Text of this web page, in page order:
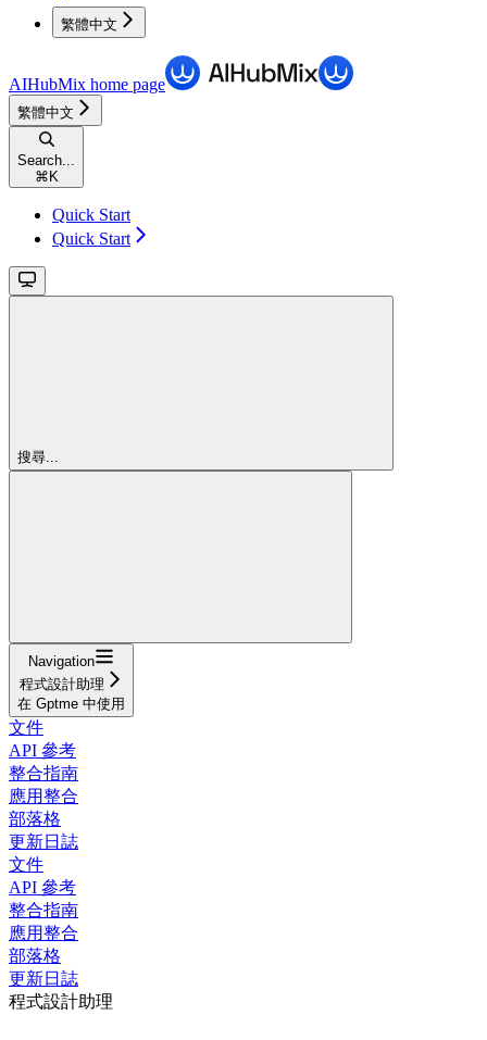
繁體中文
AIHubMix home page
繁體中文
Search...
⌘K
Quick Start
Quick Start
搜尋...
Navigation
程式設計助理
在 Gptme 中使用
文件
API 參考
整合指南
應用整合
部落格
更新日誌
文件
API 參考
整合指南
應用整合
部落格
更新日誌
程式設計助理